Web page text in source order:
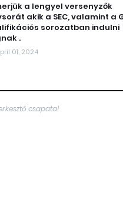
a lengyel versenyzők
akik a SEC, valamint a
sorozatban indulni
.
01, 2024
csapata!